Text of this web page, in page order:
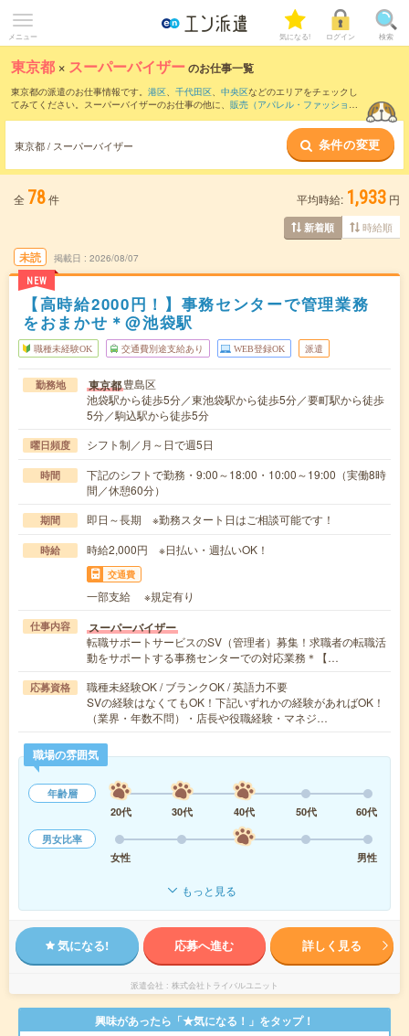
メニュー 気になる! ログイン 検索
東京都 × スーパーバイザーのお仕事一覧
東京都の派遣のお仕事情報です。 港区、 千代田区、 中央区などのエリアをチェックし
てみてください。スーパーバイザーのお仕事の他に、 販売（アパレル・ファッショ
などを取り揃えています。さらに、短期・単発な
どの期間や、職種未経験OKなどのこだわり条件で絞り込んでいただけます。職種辞
典： スーパーバイザーのお仕事とは？とは？
東京都 / スーパーバイザー 条件の変更
全 78件 平均時給: 1,933 円
新着順 時給順
未読
NEW
掲載日 2026/08/07
【高時給2000円！】事務センターで管理業務
をおまかせ＊@池袋駅
職種未経験OK 交通費別途支給あり WEB登録OK 派遣
勤務地 東京都豊島区
池袋駅から徒歩5分／東池袋駅から徒歩5分／要町駅から徒歩
5分／駒込駅から徒歩5分
曜日頻度 シフト制／月～日で週5日
時間
下記のシフトで勤務・9:00～18:00・10:00～19:00（実働8時
間／休憩60分）
期間 即日～長期 ※勤務スタート日はご相談可能です！
時給 時給2,000円 ※日払い・週払いOK！
交通費
一部支給 ※規定有り
仕事内容 スーパーバイザー
転職サポートサービスのSV（管理者）募集！求職者の転職活
動をサポートする事務センターでの対応業務＊【…
応募資格
職種未経験OK / ブランクOK / 英語力不要
SVの経験はなくてもOK！下記いずれかの経験があればOK！
（業界・年数不問）・店長や役職経験・マネジ…
職場の雰囲気
年齢層
20代
30代 40代 50代
60代
男女比率
女性
男性
もっと見る
気になる! 応募へ進む 詳しく見る
派遣会社 株式会社トライバルユニット
興味があったら「★気になる！」をタップ！